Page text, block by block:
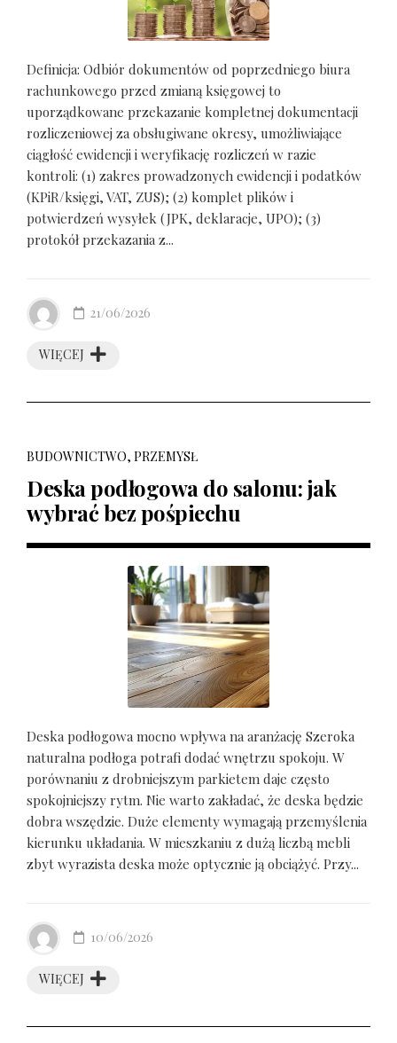
Definicja: Odbiór dokumentów od poprzedniego biura
rachunkowego przed zmianą księgowej to
uporządkowane przekazanie kompletnej dokumentacji
rozliczeniowej za obsługiwane okresy, umożliwiające
ciągłość ewidencji i weryfikację rozliczeń w razie
kontroli: (1) zakres prowadzonych ewidencji i podatków
(KPiR/księgi, VAT, ZUS); (2) komplet plików i
potwierdzeń wysyłek (JPK, deklaracje, UPO); (3)
protokół przekazania z...
WIĘCEJ
21/06/2026
BUDOWNICTWO, PRZEMYSŁ
Deska podłogowa do salonu: jak
wybrać bez pośpiechu
Deska podłogowa mocno wpływa na aranżację Szeroka
naturalna podłoga potrafi dodać wnętrzu spokoju. W
porównaniu z drobniejszym parkietem daje często
spokojniejszy rytm. Nie warto zakładać, że deska będzie
dobra wszędzie. Duże elementy wymagają przemyślenia
kierunku układania. W mieszkaniu z dużą liczbą mebli
zbyt wyrazista deska może optycznie ją obciążyć. Przy...
WIĘCEJ
10/06/2026